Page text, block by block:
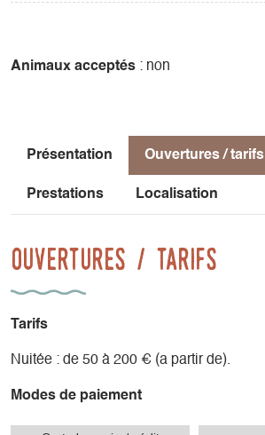
région Auvergne Rhône Alpes.
Animaux acceptés : non
Présentation Ouvertures / tarifs
Prestations Localisation
Ouvertures / tarifs
Tarifs
Nuitée : de 50 à 200 € (a partir de).
Modes de paiement